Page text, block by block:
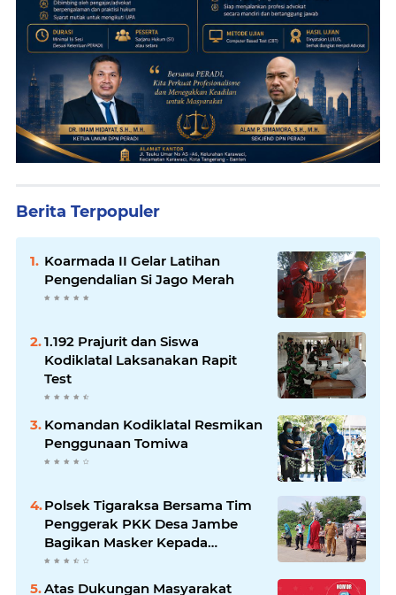
Berita Terpopuler
Koarmada II Gelar Latihan
Pengendalian Si Jago Merah
1.192 Prajurit dan Siswa
Kodiklatal Laksanakan Rapit
Test
Komandan Kodiklatal Resmikan
Penggunaan Tomiwa
Polsek Tigaraksa Bersama Tim
Penggerak PKK Desa Jambe
Bagikan Masker Kepada
Pengguna Jalan
Atas Dukungan Masyarakat